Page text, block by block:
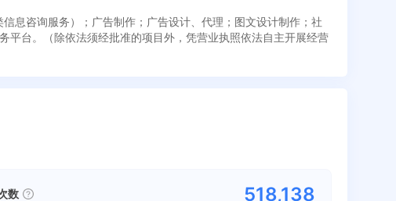
息咨询服务）；广告制作；广告设计、代理；图文设计制作；社
平台。（除依法须经批准的项目外，凭营业执照依法自主开展经营
数 518,138